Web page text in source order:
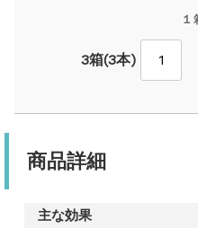
3箱(3本)
商品詳細
主な効果